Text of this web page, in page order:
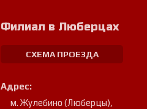
Филиал в Люберцах
СХЕМА ПРОЕЗДА
Адрес:
м. Жулебино (Люберцы),